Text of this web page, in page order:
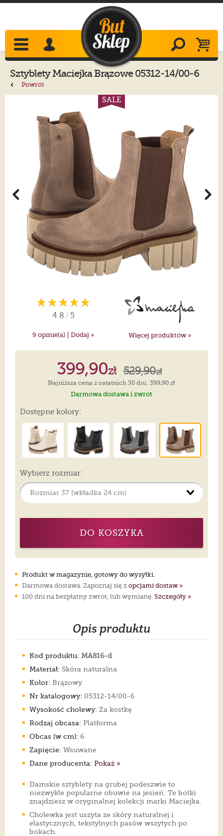
SztybletyMaciejka Brązowe 05312-14/00-6
Powrót
SALE
4.8 / 5
9 opinie(a) | Dodaj » Więcej produktów »
399,90zł 529,90zł
Najniższa cena z ostatnich 30 dni: 399,90 zł
Darmowa dostawa i zwrot
Dostępne kolory:
Wybierz rozmiar:
DO KOSZYKA
Produkt w magazynie, gotowy do wysyłki.
Darmowa dostawa. Zapoznaj się z opcjami dostaw »
100 dni na bezpłatny zwrot, lub wymianę. Szczegóły »
Opis produktu
Kod produktu: MA816-d
Materiał: Skóra naturalna
Kolor: Brązowy
Nr katalogowy: 05312-14/00-6
Wysokość cholewy: Za kostkę
Rodzaj obcasa: Platforma
Obcas (w cm): 6
Zapięcie: Wsuwane
Dane producenta: Pokaż »
Damskie sztyblety na grubej podeszwie to
niezwykle popularne obuwie na jesień. Te botki
znajdziesz w oryginalnej kolekcji marki Maciejka.
Cholewka jest uszyta ze skóry naturalnej i
elastycznych, tekstylnych pasów wszytych po
bokach.